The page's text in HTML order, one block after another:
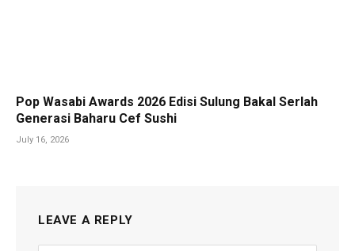
Pop Wasabi Awards 2026 Edisi Sulung Bakal Serlah
Generasi Baharu Cef Sushi
July 16, 2026
LEAVE A REPLY